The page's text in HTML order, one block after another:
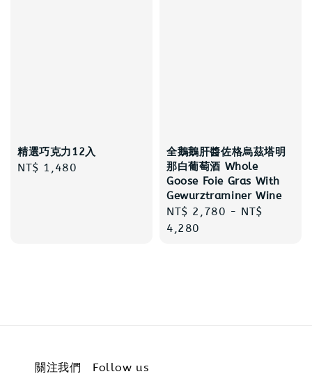
精選巧克力12入
Regular
NT$ 1,480
全鵝鵝肝醬佐格烏茲塔明
那白葡萄酒 Whole
Goose Foie Gras With
Gewurztraminer Wine
Regular
price
NT$ 2,780 - NT$
4,280
關注我們 Follow us